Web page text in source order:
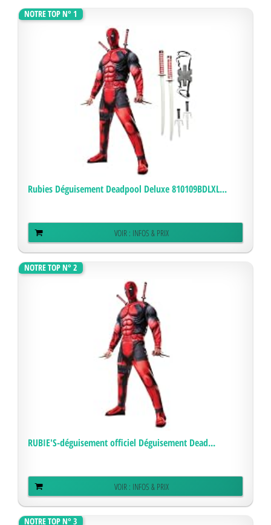
NOTRE TOP N° 1
Rubies Déguisement Deadpool Deluxe 810109BDLXL...
VOIR : INFOS & PRIX
NOTRE TOP N° 2
RUBIE'S-déguisement officiel Déguisement Dead...
VOIR : INFOS & PRIX
NOTRE TOP N° 3